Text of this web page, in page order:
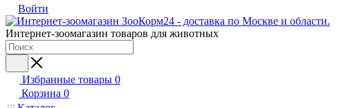
Войти
Интернет-зоомагазин товаров для животных
Избранные товары 0
Корзина 0